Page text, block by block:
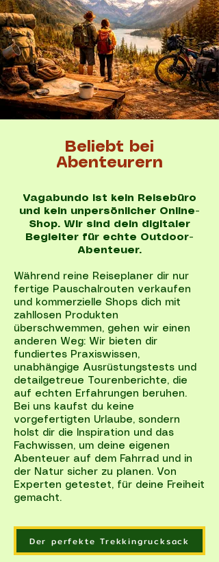
Beliebt bei
Abenteurern
Vagabundo ist kein Reisebüro
und kein unpersönlicher Online-
Shop. Wir sind dein digitaler
Begleiter für echte Outdoor-
Abenteuer.
Während reine Reiseplaner dir nur
fertige Pauschalrouten verkaufen
und kommerzielle Shops dich mit
zahllosen Produkten
überschwemmen, gehen wir einen
anderen Weg: Wir bieten dir
fundiertes Praxiswissen,
unabhängige Ausrüstungstests und
detailgetreue Tourenberichte, die
auf echten Erfahrungen beruhen.
Bei uns kaufst du keine
vorgefertigten Urlaube, sondern
holst dir die Inspiration und das
Fachwissen, um deine eigenen
Abenteuer auf dem Fahrrad und in
der Natur sicher zu planen. Von
Experten getestet, für deine Freiheit
gemacht.
Der perfekte Trekkingrucksack